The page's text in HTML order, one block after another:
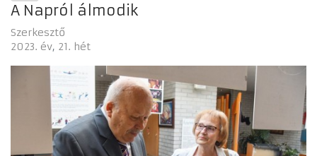
A Napról álmodik
Szerkesztő
2023. év 21. hét